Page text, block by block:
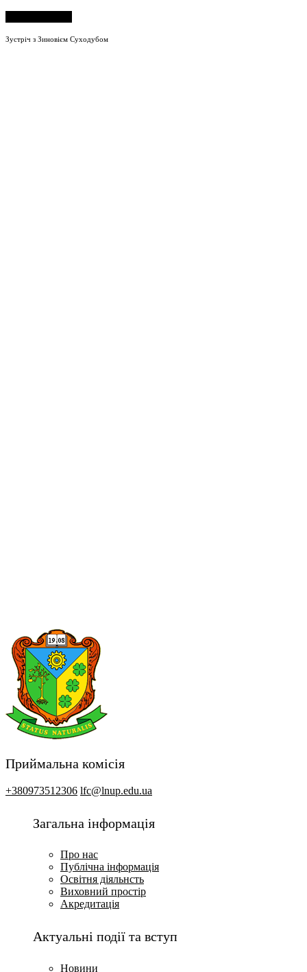
Зустріч з Зиновієм Суходубом
Приймальна комісія
+380973512306 lfc@lnup.edu.ua
Загальна інформація
Про нас
Публічна інформація
Освітня діяльнсть
Виховний простір
Акредитація
Актуальні події та вступ
Новини